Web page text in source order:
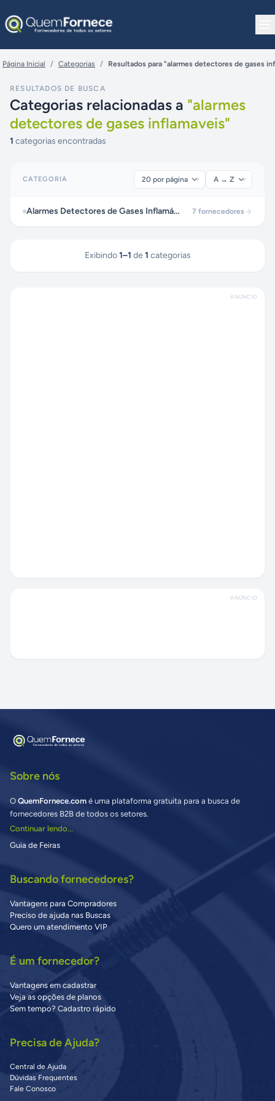
Página Inicial / Categorias / Resultados para "alarmes detectores de gases
RESULTADOS DE BUSCA
Categorias relacionadas a "alarmes
detectores de gases inflamaveis"
1 categorias encontradas
CATEGORIA
Alarmes Detectores de Gases Inflamáveis 7 fornecedores
Exibindo 1–1 de 1 categorias
ANÚNCIO
ANÚNCIO
Sobre nós
O QuemFornece.com é uma plataforma gratuita para a busca de
fornecedores B2B de todos os setores.
Continuar lendo...
Guia de Feiras
Buscando fornecedores?
Vantagens para Compradores
Preciso de ajuda nas Buscas
Quero um atendimento VIP
É um fornecedor?
Vantagens em cadastrar
Veja as opções de planos
Sem tempo? Cadastro rápido
Precisa de Ajuda?
Central de Ajuda
Dúvidas Frequentes
Fale Conosco